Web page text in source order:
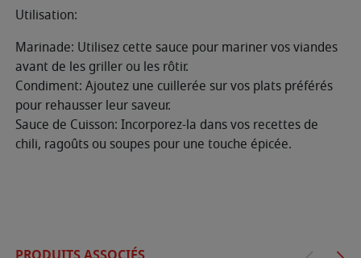
Utilisation:
Marinade: Utilisez cette sauce pour mariner vos viandes
avant de les griller ou les rôtir.
Condiment: Ajoutez une cuillerée sur vos plats préférés
pour rehausser leur saveur.
Sauce de Cuisson: Incorporez-la dans vos recettes de
chili, ragoûts ou soupes pour une touche épicée.